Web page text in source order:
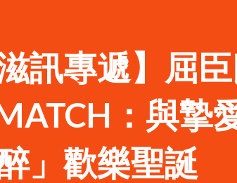
滋訊專遞】屈
：與摯
醉」歡樂聖誕